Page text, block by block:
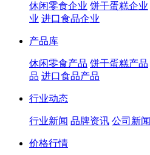
休闲零食企业 饼干蛋糕企业
业 进口食品企业
产品库
休闲零食产品 饼干蛋糕产品
品 进口食品产品
行业动态
行业新闻 品牌资讯 公司新闻
价格行情